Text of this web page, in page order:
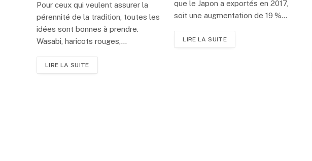
Pour ceux qui veulent assurer la
pérennité de la tradition, toutes les
idées sont bonnes à prendre.
Wasabi, haricots rouges,…
LIRE LA SUITE
que le Japon a exportés en 2017,
soit une augmentation de 19 %…
LIRE LA SUITE